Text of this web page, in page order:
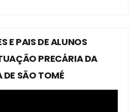
E PAIS DE ALUNOS
PRECÁRIA DA
DE SÃO TOMÉ